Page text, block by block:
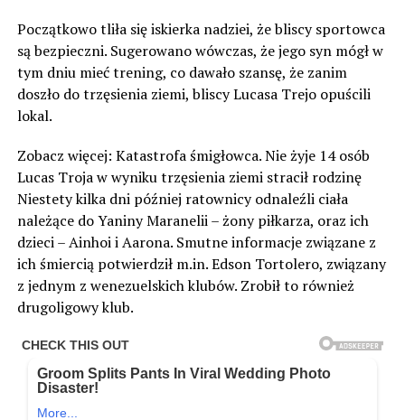
Początkowo tliła się iskierka nadziei, że bliscy sportowca
są bezpieczni. Sugerowano wówczas, że jego syn mógł w
tym dniu mieć trening, co dawało szansę, że zanim
doszło do trzęsienia ziemi, bliscy Lucasa Trejo opuścili
lokal.
Zobacz więcej: Katastrofa śmigłowca. Nie żyje 14 osób
Lucas Troja w wyniku trzęsienia ziemi stracił rodzinę
Niestety kilka dni później ratownicy odnaleźli ciała
należące do Yaniny Maranelii – żony piłkarza, oraz ich
dzieci – Ainhoi i Aarona. Smutne informacje związane z
ich śmiercią potwierdził m.in. Edson Tortolero, związany
z jednym z wenezuelskich klubów. Zrobił to również
drugoligowy klub.